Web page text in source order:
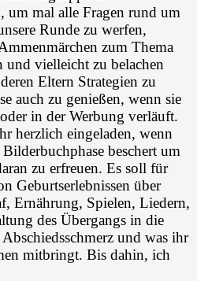
um mal alle Fragen rund um
Runde zu werfen,
zum Thema
und vielleicht zu belachen
Eltern Strategien zu
auch zu genießen, wenn sie
in der Werbung verläuft.
herzlich eingeladen, wenn
beschert um
zu erfreuen. Es soll für
Geburtserlebnissen über
Ernährung, Spielen, Liedern,
des Übergangs in die
und was ihr
mitbringt. Bis dahin, ich